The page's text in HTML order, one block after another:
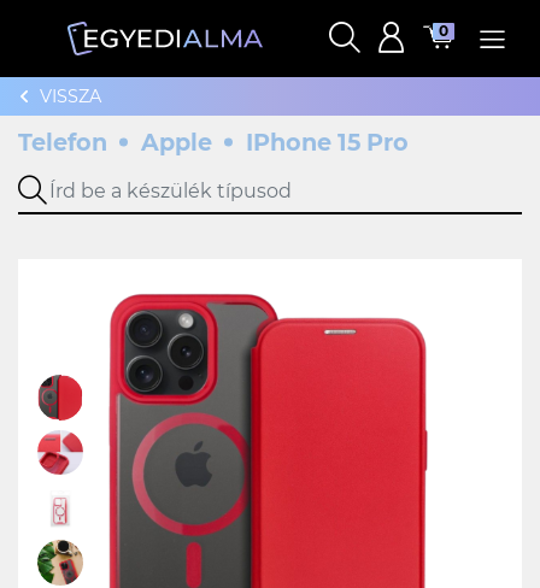
0
VISSZA
Telefon Apple IPhone 15 Pro